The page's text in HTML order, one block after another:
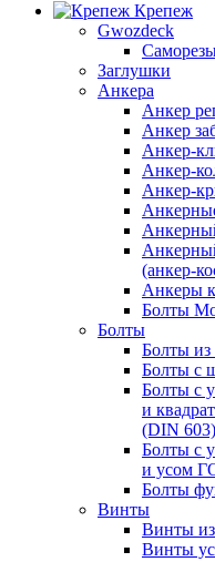
Крепеж
Gwozdeck
Заглушки
Анкера
Анкер
Анкер
Анкер-
Анкер-
Анкер-
(анкер-
Анкеры
Болты
Болты
Болты из
Болты с
Болты с
и
(DIN 603)
Болты с
и усом
Болты
Винты
Винты
Винты